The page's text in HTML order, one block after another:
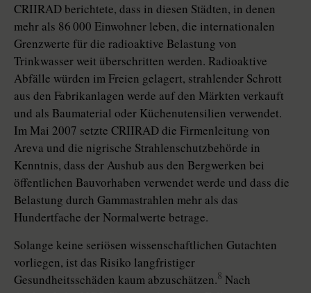
CRIIRAD berichtete, dass in diesen Städten, in denen
mehr als 86 000 Einwohner leben, die internationalen
Grenzwerte für die radioaktive Belastung von
Trinkwasser weit überschritten werden. Radioaktive
Abfälle würden im Freien gelagert, strahlender Schrott
aus den Fabrikanlagen werde auf den Märkten verkauft
und als Baumaterial oder Küchenutensilien verwendet.
Im Mai 2007 setzte CRIIRAD die Firmenleitung von
Areva und die nigrische Strahlenschutzbehörde in
Kenntnis, dass der Aushub aus den Bergwerken bei
öffentlichen Bauvorhaben verwendet werde und dass die
Belastung durch Gammastrahlen mehr als das
Hundertfache der Normalwerte betrage.
Solange keine seriösen wissenschaftlichen Gutachten
vorliegen, ist das Risiko langfristiger
Gesundheitsschäden kaum abzuschätzen.8 Nach